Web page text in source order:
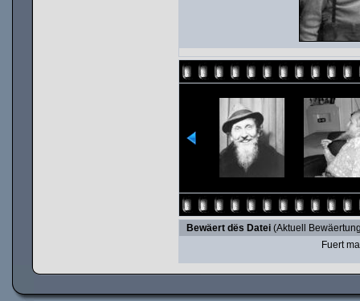
Bewäert dës Datei(Aktuell
Fuert